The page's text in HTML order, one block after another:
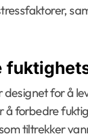
designet for å
å forbedre
tiltrekker